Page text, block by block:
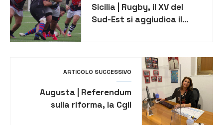
Sicilia | Rugby, il XV del
Sud-Est si aggiudica il
ARTICOLO SUCCESSIVO
Augusta | Referendum
sulla riforma, la Cgil